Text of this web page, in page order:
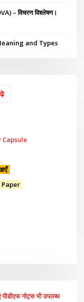
– विचरण विश्लेषण।
and Types
Paper
पीडीएफ नोट्स भी उपलब्ध